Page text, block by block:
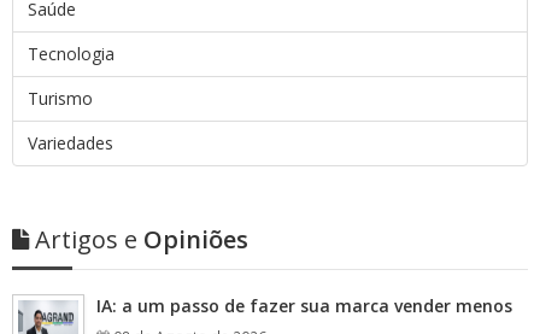
Saúde
Tecnologia
Turismo
Variedades
Artigos e Opiniões
IA: a um passo de fazer sua marca vender menos